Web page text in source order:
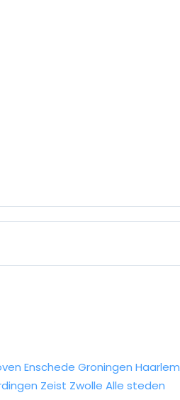
Enschede Groningen Haarlem
Zeist Zwolle Alle steden